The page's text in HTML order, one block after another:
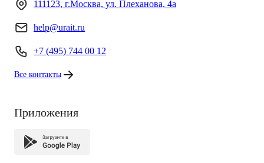
111123, г.Москва, ул. Плеханова, 4а
help@urait.ru
+7 (495) 744 00 12
Все контакты
Приложения